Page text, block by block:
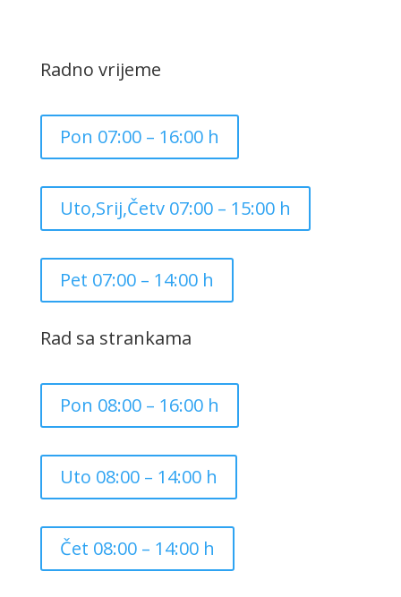
Radno vrijeme
Pon 07:00 – 16:00 h
Uto,Srij,Četv 07:00 – 15:00 h
Pet 07:00 – 14:00 h
Rad sa strankama
Pon 08:00 – 16:00 h
Uto 08:00 – 14:00 h
Čet 08:00 – 14:00 h